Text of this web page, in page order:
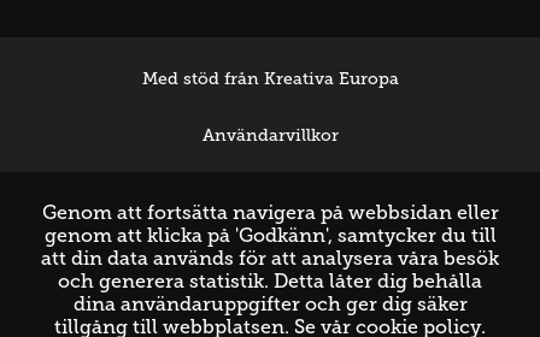
Med stöd från Kreativa Europa
Användarvillkor
Genom att fortsätta navigera på webbsidan eller
genom att klicka på 'Godkänn', samtycker du till
att din data används för att analysera våra besök
och generera statistik. Detta låter dig behålla
dina användaruppgifter och ger dig säker
tillgång till webbplatsen. Se vår cookie policy.